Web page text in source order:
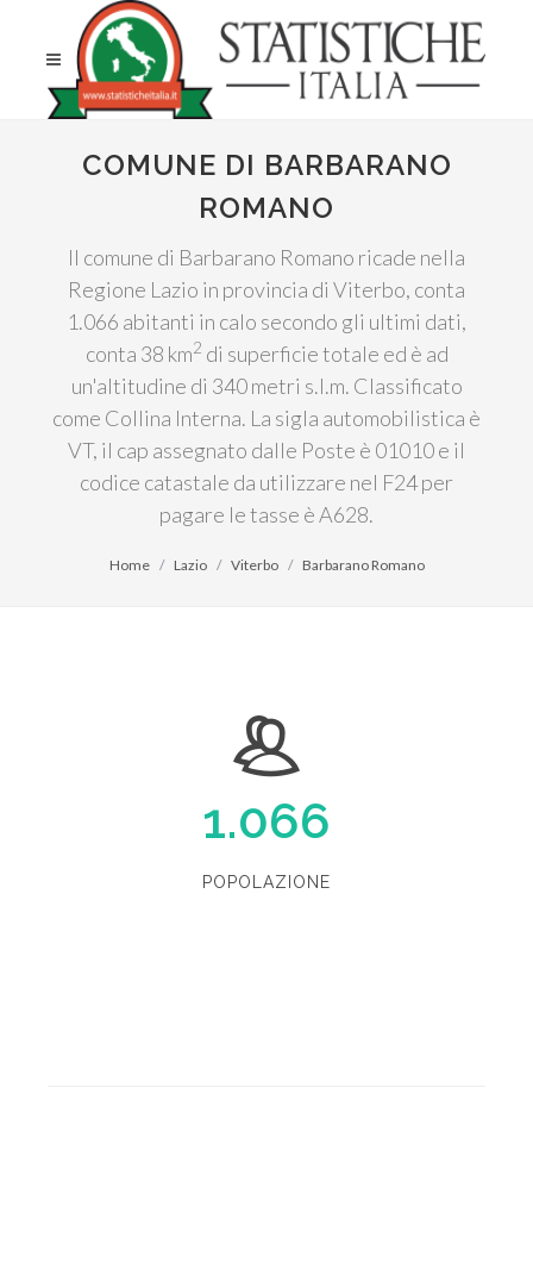
COMUNE DI BARBARANO
ROMANO
Il comune di Barbarano Romano ricade nella
Regione Lazio in provincia di Viterbo, conta
1.066 abitanti in calo secondo gli ultimi dati,
conta 38 km2 di superficie totale ed è ad
un'altitudine di 340 metri s.l.m. Classificato
come Collina Interna. La sigla automobilistica è
VT, il cap assegnato dalle Poste è 01010 e il
codice catastale da utilizzare nel F24 per
pagare le tasse è A628.
Home Lazio Viterbo Barbarano Romano
1.066
POPOLAZIONE